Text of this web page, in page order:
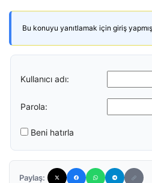
Bu konuyu yanıtlamak için giriş yapmış
Kullanıcı adı:
Parola:
Beni hatırla
Paylaş: